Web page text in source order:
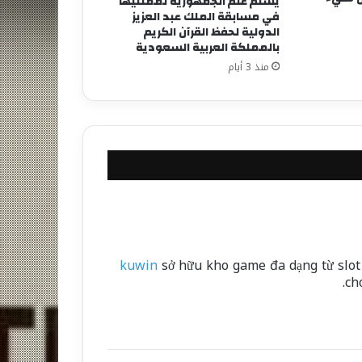
في مسابقة الملك عبد العزيز
الدولية لحفظ القرآن الكريم
بالمملكة العربية السعودية
منذ 3 أيام
kuwinsở hữu kho game đa dạng từ